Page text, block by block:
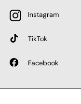
Instagram
TikTok
Facebook